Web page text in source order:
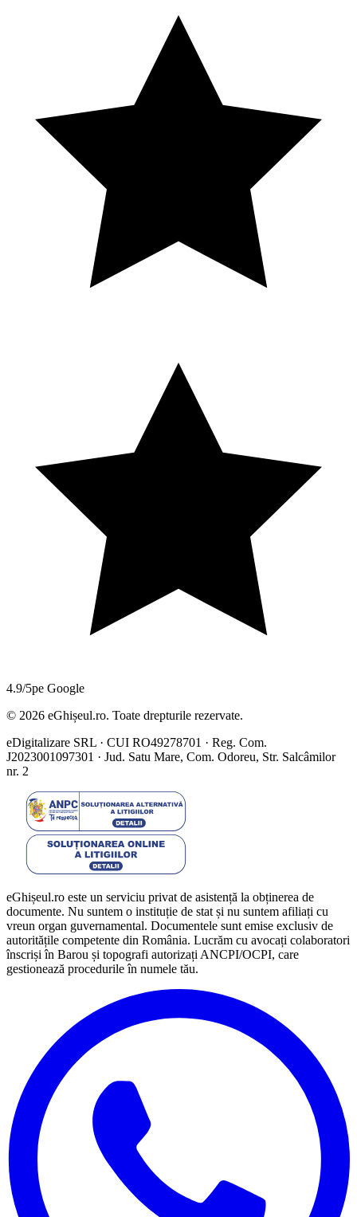
4.9/5pe Google
© 2026 eGhișeul.ro. Toate drepturile rezervate.
eDigitalizare SRL · CUI RO49278701 · Reg. Com.
J2023001097301 · Jud. Satu Mare, Com. Odoreu, Str. Salcâmilor
nr. 2
eGhișeul.ro este un serviciu privat de asistență la obținerea de
documente. Nu suntem o instituție de stat și nu suntem afiliați cu
vreun organ guvernamental. Documentele sunt emise exclusiv de
autoritățile competente din România. Lucrăm cu avocați colaboratori
înscriși în Barou și topografi autorizați ANCPI/OCPI, care
gestionează procedurile în numele tău.